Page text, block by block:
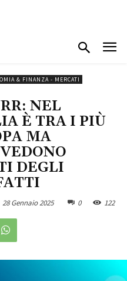
& FINANZA - MERCATI
NEL
È TRA I PIÙ
MA
DEGLI
28 Gennaio 2025 0 122